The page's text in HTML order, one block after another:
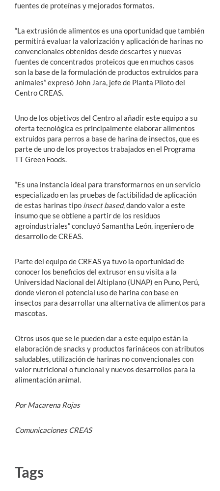
fuentes de proteínas y mejorados formatos.
“La extrusión de alimentos es una oportunidad que también
permitirá evaluar la valorización y aplicación de harinas no
convencionales obtenidos desde descartes y nuevas
fuentes de concentrados proteicos que en muchos casos
son la base de la formulación de productos extruidos para
animales” expresó John Jara, jefe de Planta Piloto del
Centro CREAS.
Uno de los objetivos del Centro al añadir este equipo a su
oferta tecnológica es principalmente elaborar alimentos
extruidos para perros a base de harina de insectos, que es
parte de uno de los proyectos trabajados en el Programa
TT Green Foods.
“Es una instancia ideal para transformarnos en un servicio
especializado en las pruebas de factibilidad de aplicación
de estas harinas tipo insect based, dando valor a este
insumo que se obtiene a partir de los residuos
agroindustriales” concluyó Samantha León, ingeniero de
desarrollo de CREAS.
Parte del equipo de CREAS ya tuvo la oportunidad de
conocer los beneficios del extrusor en su visita a la
Universidad Nacional del Altiplano (UNAP) en Puno, Perú,
donde vieron el potencial uso de harina con base en
insectos para desarrollar una alternativa de alimentos para
mascotas.
Otros usos que se le pueden dar a este equipo están la
elaboración de snacks y productos farináceos con atributos
saludables, utilización de harinas no convencionales con
valor nutricional o funcional y nuevos desarrollos para la
alimentación animal.
Por Macarena Rojas
Comunicaciones CREAS
Tags